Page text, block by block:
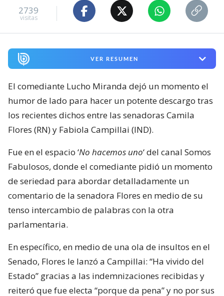
2739
visitas
VER RESUMEN
El comediante Lucho Miranda dejó un momento el
humor de lado para hacer un potente descargo tras
los recientes dichos entre las senadoras Camila
Flores (RN) y Fabiola Campillai (IND).
Fue en el espacio ‘No hacemos uno‘ del canal Somos
Fabulosos, donde el comediante pidió un momento
de seriedad para abordar detalladamente un
comentario de la senadora Flores en medio de su
tenso intercambio de palabras con la otra
parlamentaria.
En específico, en medio de una ola de insultos en el
Senado, Flores le lanzó a Campillai: “Ha vivido del
Estado” gracias a las indemnizaciones recibidas y
reiteró que fue electa “porque da pena” y no por sus